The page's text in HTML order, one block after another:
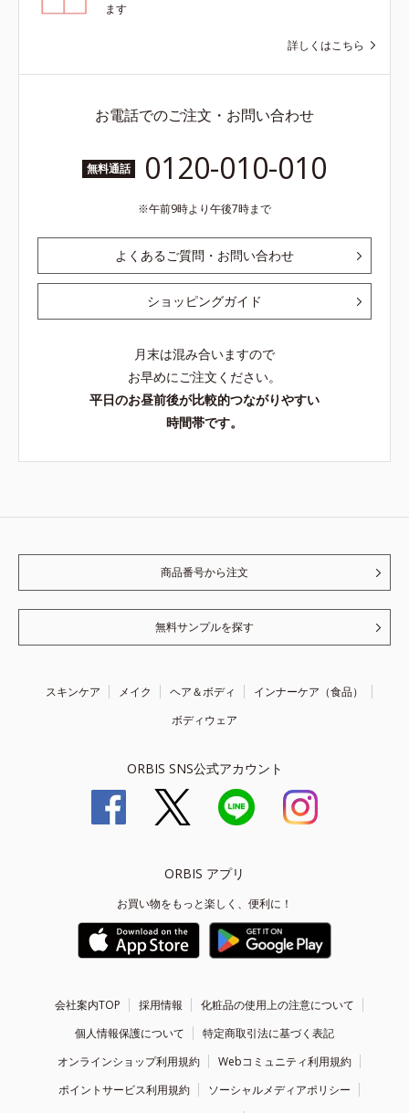
ます
詳しくはこちら
お電話でのご注文・お問い合わせ
無料通話 0120-010-010
午前9時より午後7時まで
よくあるご質問・お問い合わせ
ショッピングガイド
月末は混み合いますので
お早めにご注文ください。
平日のお昼前後が比較的つながりやすい
時間帯です。
商品番号から注文
無料サンプルを探す
スキンケア メイク ヘア＆ボディ
インナーケア（食品）
ボディウェア
ORBIS SNS公式アカウント
ORBIS アプリ
お買い物をもっと楽しく、便利に！
会社案内TOP 採用情報
化粧品の使用上の注意について
個人情報保護について
特定商取引法に基づく表記
オンラインショップ利用規約
Webコミュニティ利用規約
ポイントサービス利用規約
ソーシャルメディアポリシー